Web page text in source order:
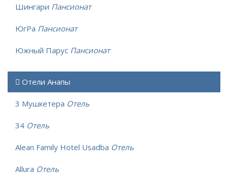
Шингари Пансионат
ЮгРа Пансионат
Южный Парус Пансионат
Отели Анапы
3 Мушкетера Отель
34 Отель
Alean Family Hotel Usadba Отель
Allura Отель